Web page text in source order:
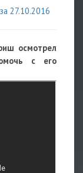
27.10.2016
осмотрел
с его